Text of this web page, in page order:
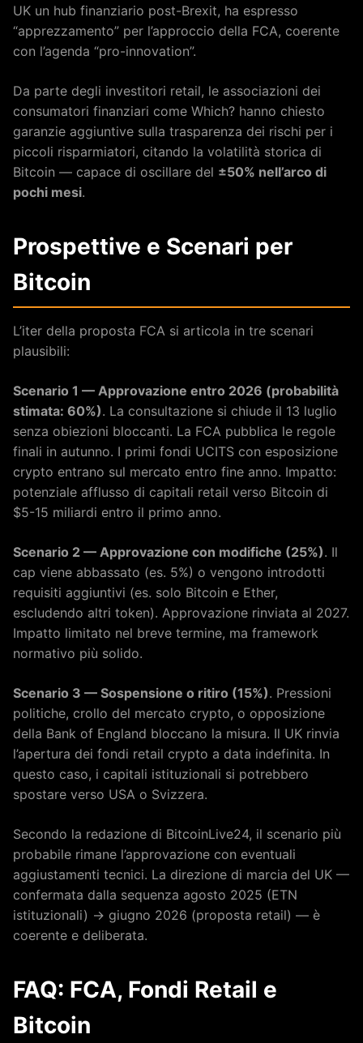
UK un hub finanziario post-Brexit, ha espresso
“apprezzamento” per l’approccio della FCA, coerente
con l’agenda “pro-innovation”.
Da parte degli investitori retail, le associazioni dei
consumatori finanziari come Which? hanno chiesto
garanzie aggiuntive sulla trasparenza dei rischi per i
piccoli risparmiatori, citando la volatilità storica di
Bitcoin — capace di oscillare del ±50% nell’arco di
pochi mesi.
Prospettive e Scenari per
Bitcoin
L’iter della proposta FCA si articola in tre scenari
plausibili:
Scenario 1 — Approvazione entro 2026 (probabilità
stimata: 60%). La consultazione si chiude il 13 luglio
senza obiezioni bloccanti. La FCA pubblica le regole
finali in autunno. I primi fondi UCITS con esposizione
crypto entrano sul mercato entro fine anno. Impatto:
potenziale afflusso di capitali retail verso Bitcoin di
$5-15 miliardi entro il primo anno.
Scenario 2 — Approvazione con modifiche (25%). Il
cap viene abbassato (es. 5%) o vengono introdotti
requisiti aggiuntivi (es. solo Bitcoin e Ether,
escludendo altri token). Approvazione rinviata al 2027.
Impatto limitato nel breve termine, ma framework
normativo più solido.
Scenario 3 — Sospensione o ritiro (15%). Pressioni
politiche, crollo del mercato crypto, o opposizione
della Bank of England bloccano la misura. Il UK rinvia
l’apertura dei fondi retail crypto a data indefinita. In
questo caso, i capitali istituzionali si potrebbero
spostare verso USA o Svizzera.
Secondo la redazione di BitcoinLive24, il scenario più
probabile rimane l’approvazione con eventuali
aggiustamenti tecnici. La direzione di marcia del UK —
confermata dalla sequenza agosto 2025 (ETN
istituzionali) → giugno 2026 (proposta retail) — è
coerente e deliberata.
FAQ: FCA, Fondi Retail e
Bitcoin